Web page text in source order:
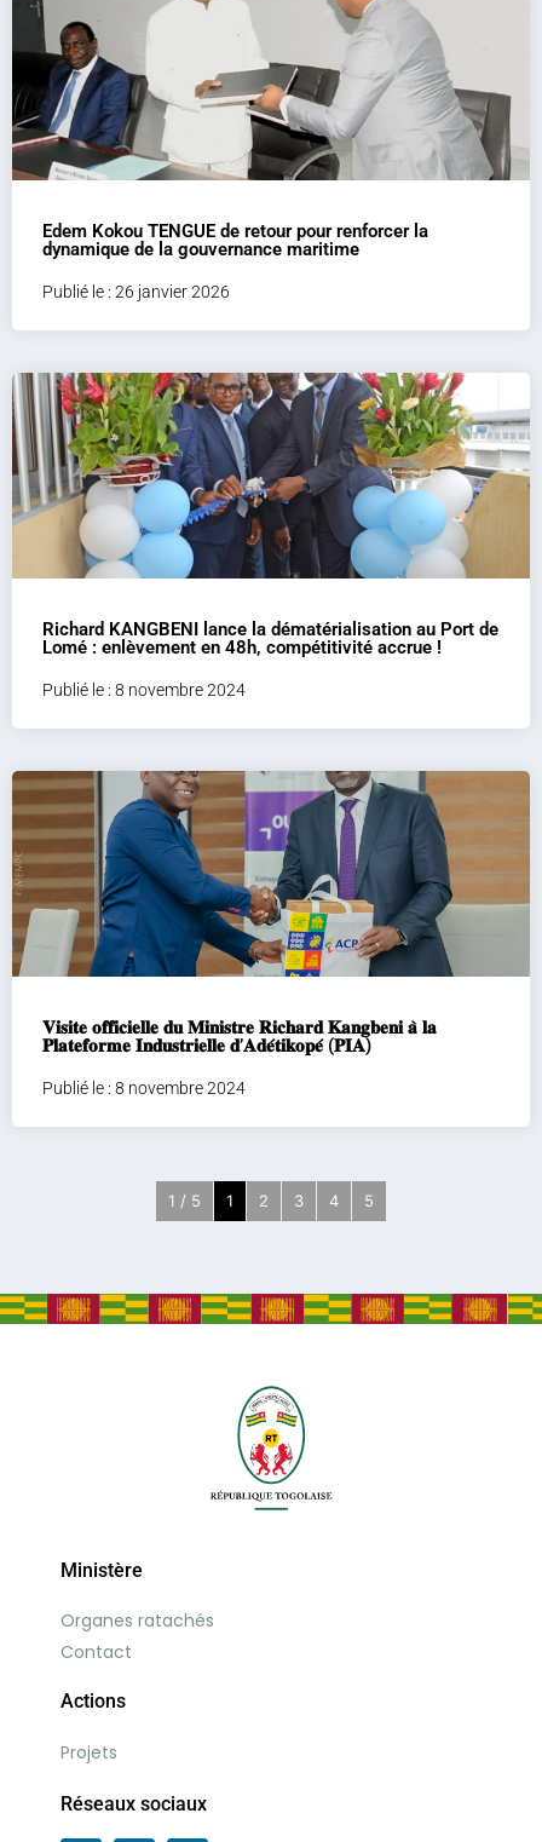
Edem Kokou TENGUE de retour pour renforcer la
dynamique de la gouvernance maritime
Publié le : 26 janvier 2026
Richard KANGBENI lance la dématérialisation au Port de
Lomé : enlèvement en 48h, compétitivité accrue !
Publié le : 8 novembre 2024
𝐕𝐢𝐬𝐢𝐭𝐞 𝐨𝐟𝐟𝐢𝐜𝐢𝐞𝐥𝐥𝐞 𝐝𝐮 𝐌𝐢𝐧𝐢𝐬𝐭𝐫𝐞 𝐑𝐢𝐜𝐡𝐚𝐫𝐝 𝐊𝐚𝐧𝐠𝐛𝐞𝐧𝐢 𝐚̀ 𝐥𝐚
𝐏𝐥𝐚𝐭𝐞𝐟𝐨𝐫𝐦𝐞 𝐈𝐧𝐝𝐮𝐬𝐭𝐫𝐢𝐞𝐥𝐥𝐞 𝐝’𝐀𝐝𝐞́𝐭𝐢𝐤𝐨𝐩𝐞́ (𝐏𝐈𝐀)
Publié le : 8 novembre 2024
1 / 5 1 2 3 4 5
Ministère
Organes ratachés
Contact
Actions
Projets
Réseaux sociaux